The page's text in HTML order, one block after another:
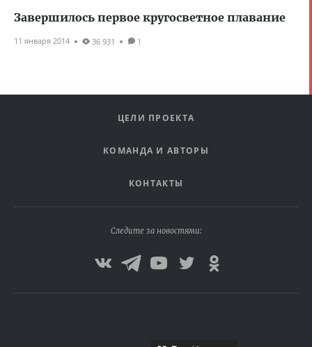
Завершилось первое кругосветное плавание
11 января 2014 36 931 1
ЦЕЛИ ПРОЕКТА
КОМАНДА И АВТОРЫ
КОНТАКТЫ
Следите за новостями: